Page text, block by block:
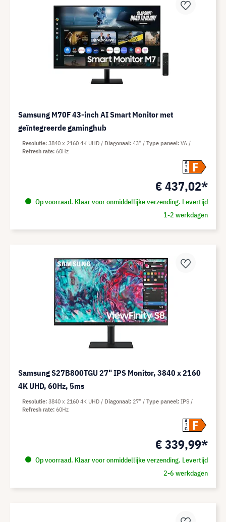
Samsung M70F 43-inch AI Smart Monitor met
geïntegreerde gaminghub
A
G
F
€ 437,02*
Op voorraad. Klaar voor onmiddellijke verzending. Levertijd
1-2 werkdagen
Resolutie 3840 x 2160 4K UHD Diagonaal 43" Type paneel VA
Refresh rate 60Hz
Samsung S27B800TGU 27" IPS Monitor, 3840 x 2160
4K UHD, 60Hz, 5ms
A
G
F
€ 339,99*
Op voorraad. Klaar voor onmiddellijke verzending. Levertijd
2-6 werkdagen
Resolutie 3840 x 2160 4K UHD Diagonaal 27" Type paneel IPS
Refresh rate 60Hz